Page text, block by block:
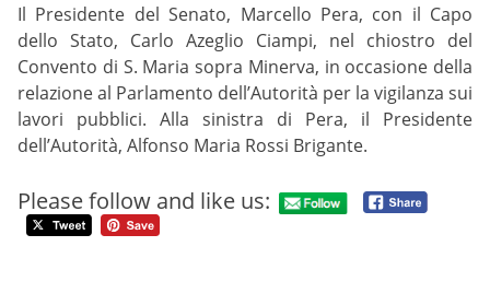
Il Presidente del Senato, Marcello Pera, con il Capo
dello Stato, Carlo Azeglio Ciampi, nel chiostro del
Convento di S. Maria sopra Minerva, in occasione della
relazione al Parlamento dell’Autorità per la vigilanza sui
lavori pubblici. Alla sinistra di Pera, il Presidente
dell’Autorità, Alfonso Maria Rossi Brigante.
Please follow and like us: